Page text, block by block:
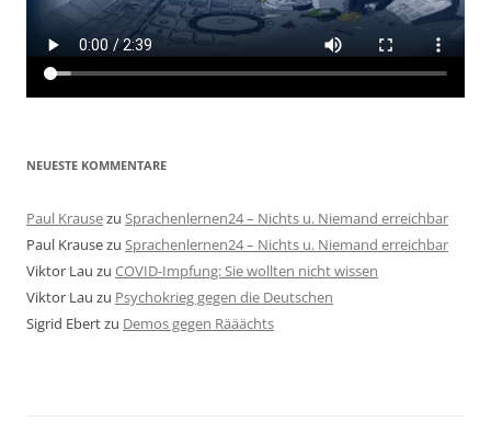
NEUESTE KOMMENTARE
Paul Krausezu Sprachenlernen24 – Nichts u. Niemand erreichbar
Paul Krausezu Sprachenlernen24 – Nichts u. Niemand erreichbar
Viktor Lau zu COVID-Impfung: Sie wollten nicht wissen
Viktor Lau zu Psychokrieg gegen die Deutschen
Sigrid Ebertzu Demos gegen Rääächts